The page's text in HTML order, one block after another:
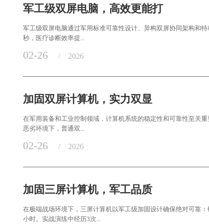
军工级双屏电脑，高效更能打
军工级双屏电脑通过军用标准可靠性设计、异构双屏协同架构和
秒，医疗诊断效率提...
02-26 / 2026
加固双屏计算机，实力双显
在军用装备和工业控制领域，计算机系统的稳定性和可靠性至关
恶劣环境下，普通双...
02-26 / 2026
加固三屏计算机，军工品质
在极端战场环境下，三屏计算机以军工级加固设计确保绝对可靠
小时。实战演练中经历3次...